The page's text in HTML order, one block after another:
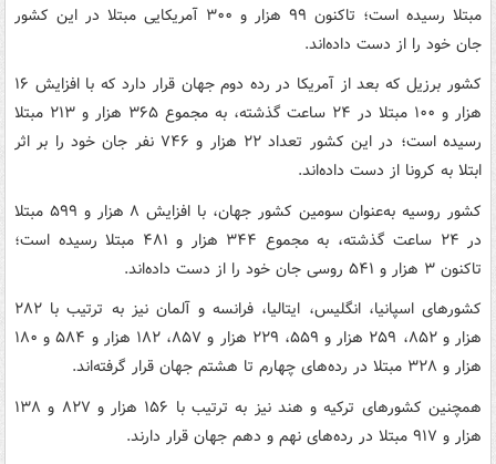
مبتلا رسیده است؛ تاکنون ۹۹ هزار و ۳۰۰ آمریکایی مبتلا در این کشور
جان خود را از دست داده‌اند.
کشور برزیل که بعد از آمریکا در رده دوم جهان قرار دارد که با افزایش ۱۶
هزار و ۱۰۰ مبتلا در ۲۴ ساعت گذشته، به مجموع ۳۶۵ هزار و ۲۱۳ مبتلا
رسیده است؛ در این کشور تعداد ۲۲ هزار و ۷۴۶ نفر جان خود را بر اثر
ابتلا به کرونا از دست داده‌اند.
کشور روسیه به‌عنوان سومین کشور جهان، با افزایش ۸ هزار و ۵۹۹ مبتلا
در ۲۴ ساعت گذشته، به مجموع ۳۴۴ هزار و ۴۸۱ مبتلا رسیده است؛
تاکنون ۳ هزار و ۵۴۱ روسی جان خود را از دست داده‌اند.
کشورهای اسپانیا، انگلیس، ایتالیا، فرانسه و آلمان نیز به ترتیب با ۲۸۲
هزار و ۸۵۲، ۲۵۹ هزار و ۵۵۹، ۲۲۹ هزار و ۸۵۷، ۱۸۲ هزار و ۵۸۴ و ۱۸۰
هزار و ۳۲۸ مبتلا در رده‌های چهارم تا هشتم جهان قرار گرفته‌اند.
همچنین کشورهای ترکیه و هند نیز به ترتیب با ۱۵۶ هزار و ۸۲۷ و ۱۳۸
هزار و ۹۱۷ مبتلا در رده‌های نهم و دهم جهان قرار دارند.